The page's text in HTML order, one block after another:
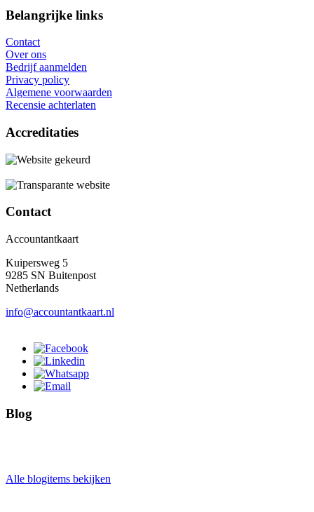
Belangrijke links
Contact
Over ons
Bedrijf aanmelden
Privacy policy
Algemene voorwaarden
Recensie achterlaten
Accreditaties
Contact
Accountantkaart
Kuipersweg 5
9285 SN Buitenpost
Netherlands
info@accountantkaart.nl
Blog
Alle blogitems bekijken